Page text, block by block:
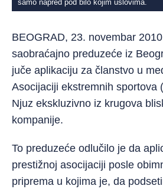
samo napred pod bilo kojim uslovima.
BEOGRAD, 23. novembar
saobraćajno preduzeće iz
juče aplikaciju za članstvo u
Asocijaciji ekstremnih sportova
Njuz ekskluzivno iz krugova
kompanije.
To preduzeće odlučilo je da
prestižnoj asocijaciji posle
priprema u kojima je, da